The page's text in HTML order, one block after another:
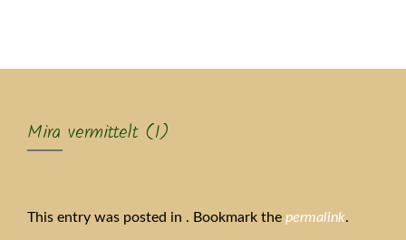
Mira vermittelt (1)
This entry was posted in . Bookmark the permalink.